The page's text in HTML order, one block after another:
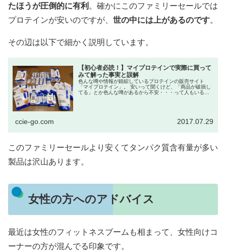
たほうが圧倒的に有利 。確かにこのファミリーセールでは
プロテインが安いのですが、 世の中には上があるのです。
その辺は以下で細かく説明しています。
【初心者必読！】マイプロテインで実際に買って
みて解った事実と誤解
色んな噂や情報が錯綜しているプロテインの販売サイト
「マイプロテイン」。 安いって聞くけど、「商品が破損し
てる」とか色んな噂があるから不安・・・って人もいるか
ccie-go.com 2017.07.29
このファミリーセールより安くてタンパク質含有量が多い
製品は沢山あります。
女性の方へのアドバイス
最近は女性のフィットネスブームも相まって、女性向けコ
ーナーの方が混んでる印象です。